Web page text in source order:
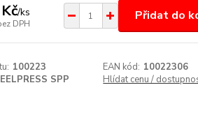
/ks
DPH
Přidat do
100223 EAN kód: 10022306
SPP Hlídat cenu /